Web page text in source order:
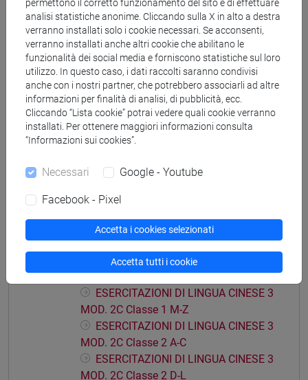
ESERCITAZIONI DI LINGUA CINESE 3
MOD. 2A Classe 2 F-O
ESERCITAZIONI DI LINGUA CINESE 3
MOD. 2A Classe 2 P-Z
ESERCITAZIONI DI LINGUA CINESE 3 MOD.
2B
ESERCITAZIONI DI LINGUA CINESE 3
MOD. 2B Classe 1
MOD. 2B Classe 2 A-L
MOD. 2B Classe 2 M-Z
ESERCITAZIONI DI LINGUA CINESE 3 MOD.
2C
ESERCITAZIONI DI LINGUA CINESE 3
MOD. 2C Classe 1 A-L
ESERCITAZIONI DI LINGUA CINESE 3
MOD. 2C Classe 1 M-Z
ESERCITAZIONI DI LINGUA CINESE 3
MOD. 2C Classe 2 A-C
ESERCITAZIONI DI LINGUA CINESE 3
MOD. 2C Classe 2 D-L
permettono il corretto funzionamento del sito e di effettuare
analisi statistiche anonime. Cliccando sulla X in alto a destra
verranno installati solo i cookie necessari. Se acconsenti,
verranno installati anche altri cookie che abilitano le
funzionalità dei social media e forniscono statistiche sul loro
utilizzo. In questo caso, i dati raccolti saranno condivisi
anche con i nostri partner, che potrebbero associarli ad altre
informazioni per finalità di analisi, di pubblicità, ecc.
Cliccando “Lista cookie” potrai vedere quali cookie verranno
installati. Per ottenere maggiori informazioni consulta
“Informazioni sui cookies”.
Necessari Google - Youtube
Facebook - Pixel
Accetta i cookies selezionati
Accetta tutti i cookie